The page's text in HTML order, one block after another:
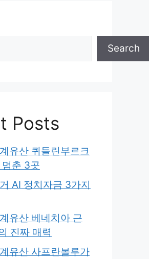
Search
Posts
유산 퀴들린부르크
춘 3곳
AI 정치자금 3가지
유산 베네치아 근
진짜 매력
유산 사프란볼루가